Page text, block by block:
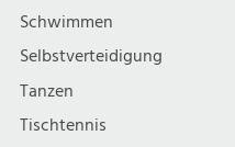
Schwimmen
Selbstverteidigung
Tanzen
Tischtennis